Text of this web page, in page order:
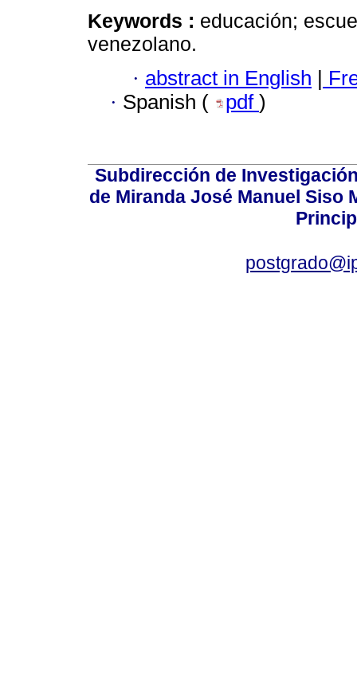
Keywords : educación;
venezolano.
· abstract in English |
· Spanish ( pdf )
Subdirección de
de Miranda José Manuel Siso